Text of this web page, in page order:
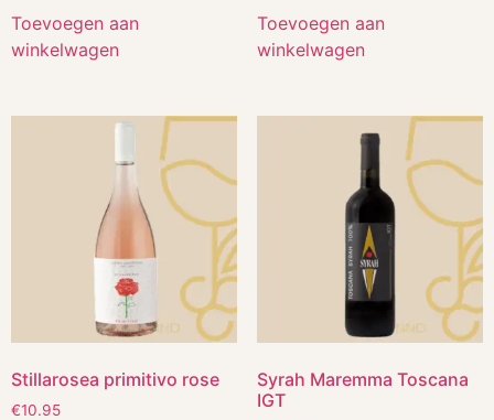
Toevoegen aan
winkelwagen
Toevoegen aan
winkelwagen
Stillarosea primitivo rose
€10.95
Syrah Maremma Toscana
IGT